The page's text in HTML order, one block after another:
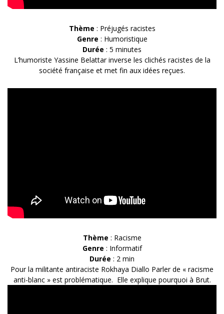
Thème : Préjugés racistes
Genre : Humoristique
Durée : 5 minutes
L’humoriste Yassine Belattar inverse les clichés racistes de la
société française et met fin aux idées reçues.
Thème : Racisme
Genre : Informatif
Durée : 2 min
Pour la militante antiraciste Rokhaya Diallo Parler de « racisme
anti-blanc » est problématique. Elle explique pourquoi à Brut.